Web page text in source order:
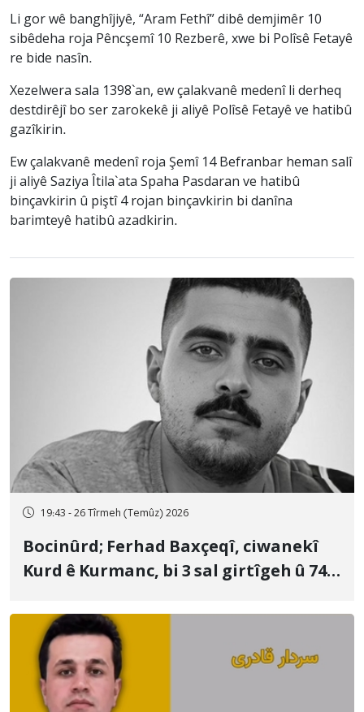
Li gor wê banghîjiyê, “Aram Fethî” dibê demjimêr 10
sibêdeha roja Pêncşemî 10 Rezberê, xwe bi Polîsê Fetayê
re bide nasîn.
Xezelwera sala 1398`an, ew çalakvanê medenî li derheq
destdirêjî bo ser zarokekê ji aliyê Polîsê Fetayê ve hatibû
gazîkirin.
Ew çalakvanê medenî roja Şemî 14 Befranbar heman salî
ji aliyê Saziya Îtila`ata Spaha Pasdaran ve hatibû
binçavkirin û piştî 4 rojan binçavkirin bi danîna
barimteyê hatibû azadkirin.
19:43 - 26 Tîrmeh (Temûz) 2026
Bocinûrd; Ferhad Baxçeqî, ciwanekî
Kurd ê Kurmanc, bi 3 sal girtîgeh û 74